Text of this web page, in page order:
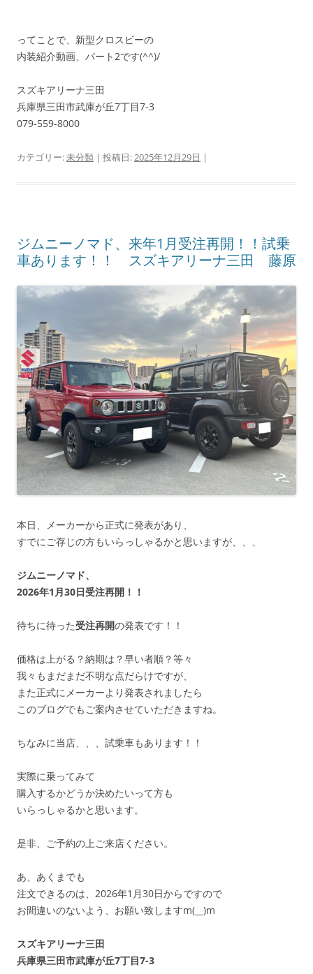
ってことで、新型クロスビーの
内装紹介動画、パート2です(^^)/
スズキアリーナ三田
兵庫県三田市武庫が丘7丁目7-3
079-559-8000
カテゴリー:未分類 | 投稿日:2025年12月29日 |
ジムニーノマド、来年1月受注再開！！試乗
車あります！！ スズキアリーナ三田 藤原
本日、メーカーから正式に発表があり、
すでにご存じの方もいらっしゃるかと思いますが、、、
ジムニーノマド、
2026年1月30日受注再開！！
待ちに待った受注再開の発表です！！
価格は上がる？納期は？早い者順？等々
我々もまだまだ不明な点だらけですが、
また正式にメーカーより発表されましたら
このブログでもご案内させていただきますね。
ちなみに当店、、、試乗車もあります！！
実際に乗ってみて
購入するかどうか決めたいって方も
いらっしゃるかと思います。
是非、ご予約の上ご来店ください。
あ、あくまでも
注文できるのは、2026年1月30日からですので
お間違いのないよう、お願い致しますm(__)m
スズキアリーナ三田
兵庫県三田市武庫が丘7丁目7-3